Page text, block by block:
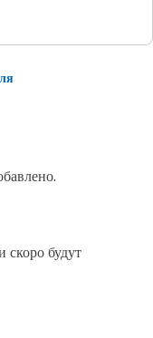
скоро будут